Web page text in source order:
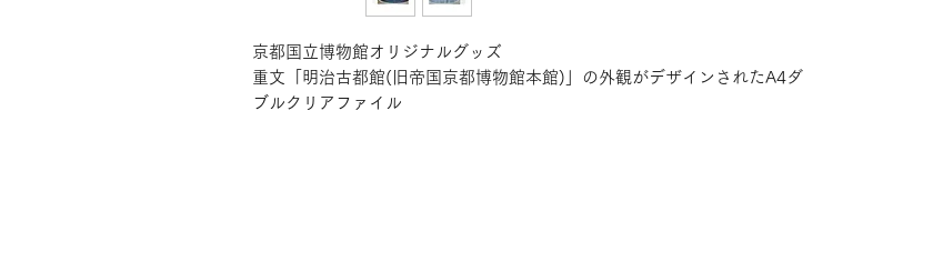
京都国立博物館オリジナルグッズ
重文「明治古都館(旧帝国京都博物館本館)」の外観がデザインされたA4ダ
ブルクリアファイル